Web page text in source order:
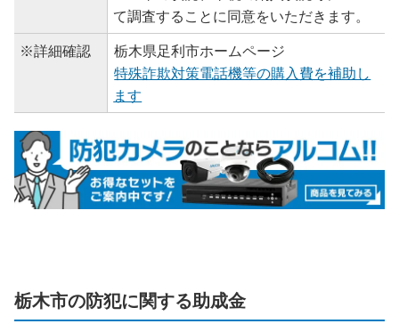
て調査することに同意をいただきます。
※詳細確認
栃木県足利市ホームページ
特殊詐欺対策電話機等の購入費を補助し
ます
栃木市の防犯に関する助成金